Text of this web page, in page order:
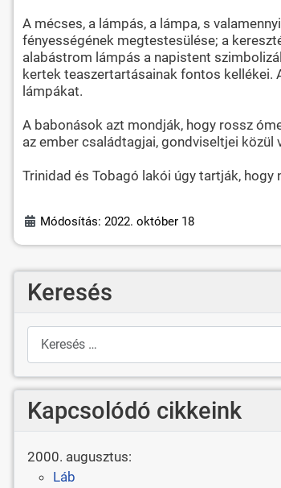
A mécses, a lámpás, a lámpa, s
fényességének megtestesülése; a
alabástrom lámpás a napistent
kertek teaszertartásainak fontos kellékei.
lámpákat.
A babonások azt mondják, hogy rossz
az ember családtagjai, gondviseltjei közül
Trinidad és Tobagó lakói úgy tartják,
Módosítás: 2022. október 18
Keresés
Keresés
Kapcsolódó cikkeink
2000. augusztus:
Láb